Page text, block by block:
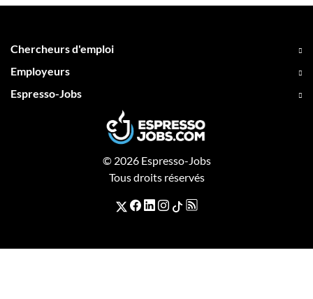
Chercheurs d'emploi
Employeurs
Espresso-Jobs
© 2026 Espresso-Jobs
Tous droits réservés